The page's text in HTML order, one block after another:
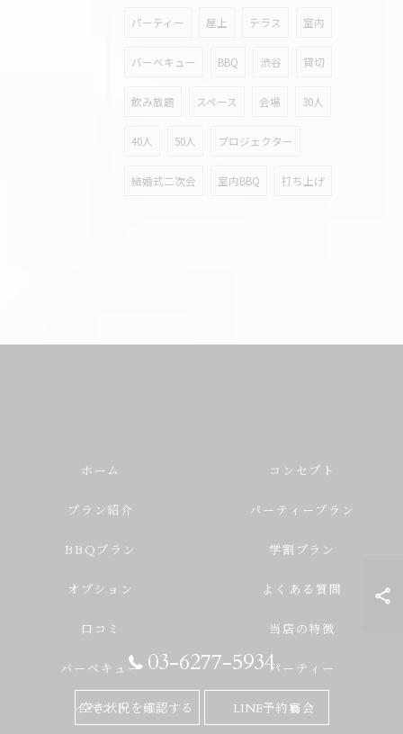
パーティー 屋上 テラス 室内
バーベキュー BBQ 渋谷 貸切
飲み放題 スペース 会場 30人
40人 50人 プロジェクター
結婚式二次会 室内BBQ 打ち上げ
03-6277-5934
空き状況を確認する LINE予約
ホーム コンセプト
プラン紹介 パーティープラン
BBQプラン 学割プラン
オプション よくある質問
口コミ 当店の特徴
バーベキュー パーティー
イベント 宴会